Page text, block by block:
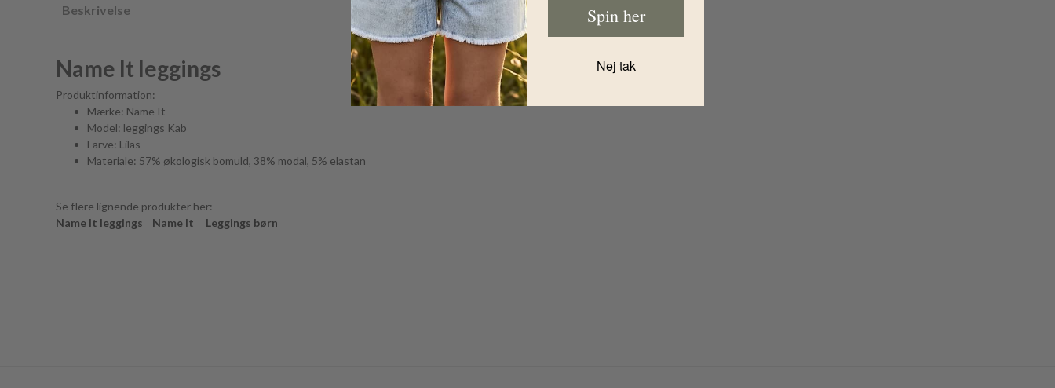
Beskrivelse
Name It leggings
Produktinformation:
Mærke: Name It
Model: leggings Kab
Farve: Lilas
Materiale: 57% økologisk bomuld, 38% modal, 5% elastan
Se flere lignende produkter her:
Name It leggings
Name It Leggings børn
Spin her
Nej tak